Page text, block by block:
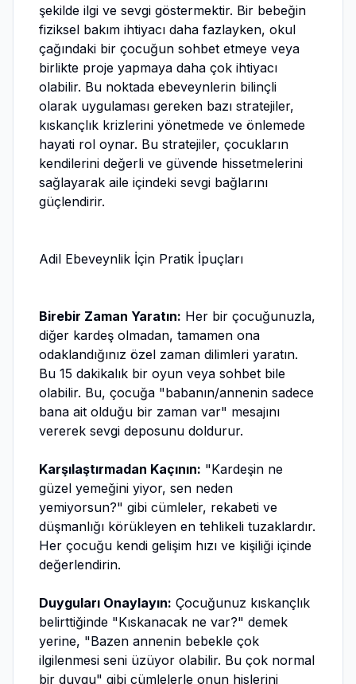
şekilde ilgi ve sevgi göstermektir. Bir bebeğin
fiziksel bakım ihtiyacı daha fazlayken, okul
çağındaki bir çocuğun sohbet etmeye veya
birlikte proje yapmaya daha çok ihtiyacı
olabilir. Bu noktada ebeveynlerin bilinçli
olarak uygulaması gereken bazı stratejiler,
kıskançlık krizlerini yönetmede ve önlemede
hayati rol oynar. Bu stratejiler, çocukların
kendilerini değerli ve güvende hissetmelerini
sağlayarak aile içindeki sevgi bağlarını
güçlendirir.
Adil Ebeveynlik İçin Pratik İpuçları
Birebir Zaman Yaratın: Her bir çocuğunuzla,
diğer kardeş olmadan, tamamen ona
odaklandığınız özel zaman dilimleri yaratın.
Bu 15 dakikalık bir oyun veya sohbet bile
olabilir. Bu, çocuğa "babanın/annenin sadece
bana ait olduğu bir zaman var" mesajını
vererek sevgi deposunu doldurur.
Karşılaştırmadan Kaçının: "Kardeşin ne
güzel yemeğini yiyor, sen neden
yemiyorsun?" gibi cümleler, rekabeti ve
düşmanlığı körükleyen en tehlikeli tuzaklardır.
Her çocuğu kendi gelişim hızı ve kişiliği içinde
değerlendirin.
Duyguları Onaylayın: Çocuğunuz kıskançlık
belirttiğinde "Kıskanacak ne var?" demek
yerine, "Bazen annenin bebekle çok
ilgilenmesi seni üzüyor olabilir. Bu çok normal
bir duygu" gibi cümlelerle onun hislerini